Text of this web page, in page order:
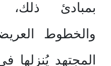
بمبادئ
والخطوط
المجتهد